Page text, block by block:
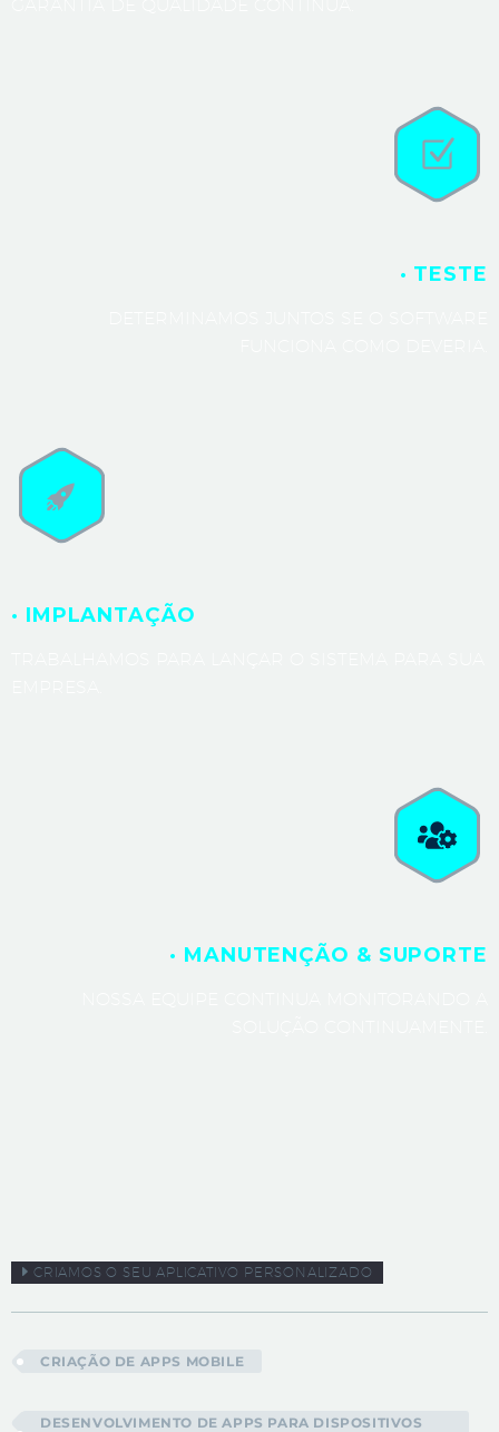
· TESTE
· IMPLANTAÇÃO
· MANUTENÇÃO & SUPORTE
CRIAMOS O SEU APLICATIVO PERSONALIZADO
CRIAÇÃO DE APPS MOBILE
DESENVOLVIMENTO DE APPS PARA DISPOSITIVOS